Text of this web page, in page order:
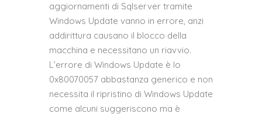
aggiornamenti di Sqlserver tramite
Windows Update vanno in errore, anzi
addirittura causano il blocco della
macchina e necessitano un riavvio.
L’errore di Windows Update è lo
0x80070057 abbastanza generico e non
necessita il ripristino di Windows Update
come alcuni suggeriscono ma è